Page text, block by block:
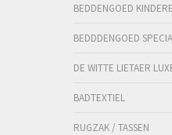
BEDDENGOED
BEDDDENGOED
DE WITTE LIETAER
BADTEXTIEL
RUGZAK / TASSEN